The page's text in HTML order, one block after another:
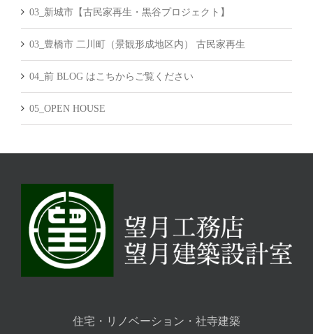
03_新城市【古民家再生・黒谷プロジェクト】
03_豊橋市 二川町（景観形成地区内） 古民家再生
04_前 BLOG はこちからご覧ください
05_OPEN HOUSE
住宅・リノベーション・社寺建築